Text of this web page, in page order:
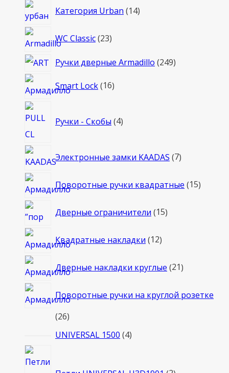
Категория Urban 1414
WC Classic 2323
Ручки дверные Armadillo 249249
Smart Lock 1616
Ручки - Скобы 4товара
Электронные замки KAADAS 77
Поворотные ручки квадратные 1515
Дверные ограничители 1515
Квадратные накладки 1212
Дверные накладки круглые 2121
Поворотные ручки на круглой розетке
2626
товаров
UNIVERSAL 1500 44
товара